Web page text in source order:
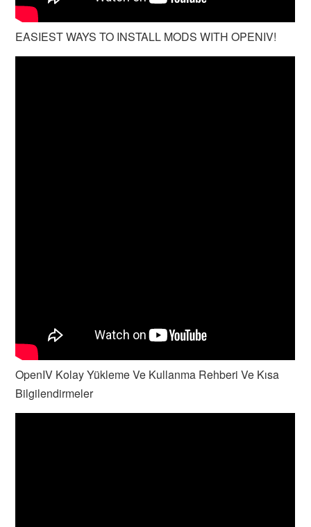
EASIEST WAYS TO INSTALL MODS WITH OPENIV!
OpenIV Kolay Yükleme Ve Kullanma Rehberi Ve Kısa
Bilgilendirmeler